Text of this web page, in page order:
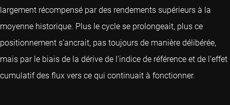
largement récompensé par des rendements supérieurs à la
moyenne historique. Plus le cycle se prolongeait, plus ce
positionnement s'ancrait, pas toujours de manière délibérée,
mais par le biais de la dérive de l'indice de référence et de l'effet
cumulatif des flux vers ce qui continuait à fonctionner.